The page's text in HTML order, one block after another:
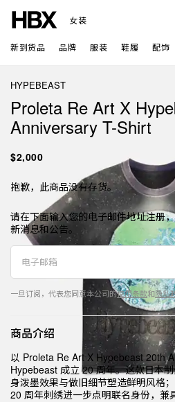
女装
新到货品 品牌 服装 鞋履 配饰
HYPEBEAST
Proleta Re Art X
Anniversary T-Shirt
$2,000
抱歉，此商品没有存货。
请在下面输入您的电子邮件地址注册
新消息和公告。
一旦订阅，代表您同意本公司的使用条款和隐私
商品介绍
以 Proleta Re Art X Hypebeast 20th
Hypebeast 成立 20 周年。这款日本
身泼墨效果与做旧细节塑造鲜明风格
20 周年刺绣进一步点明联名身份，兼